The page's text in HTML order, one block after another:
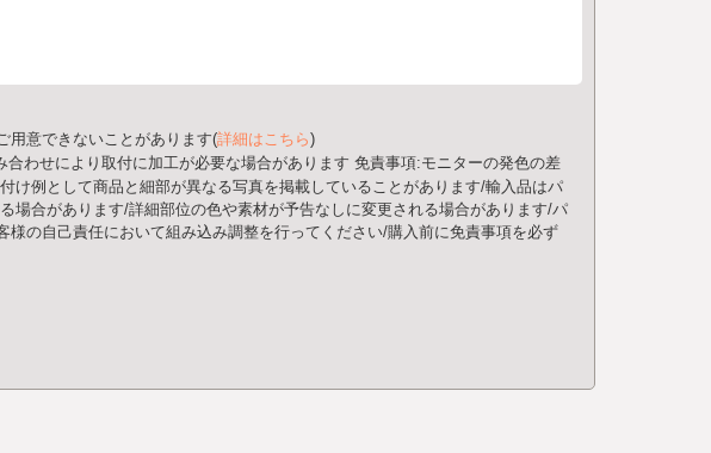
用意できないことがあります(詳細はこちら)
わせにより取付に加工が必要な場合があります 免責事項:モニターの発色の差
け例として商品と細部が異なる写真を掲載していることがあります/輸入品はパ
場合があります/詳細部位の色や素材が予告なしに変更される場合があります/パ
の自己責任において組み込み調整を行ってください/購入前に免責事項を必ず